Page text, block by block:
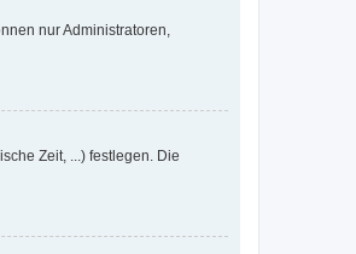
nur Administratoren,
Zeit, ...) festlegen. Die